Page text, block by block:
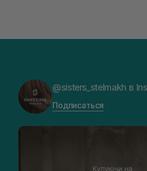
@sisters_stelmakh в
Подписаться